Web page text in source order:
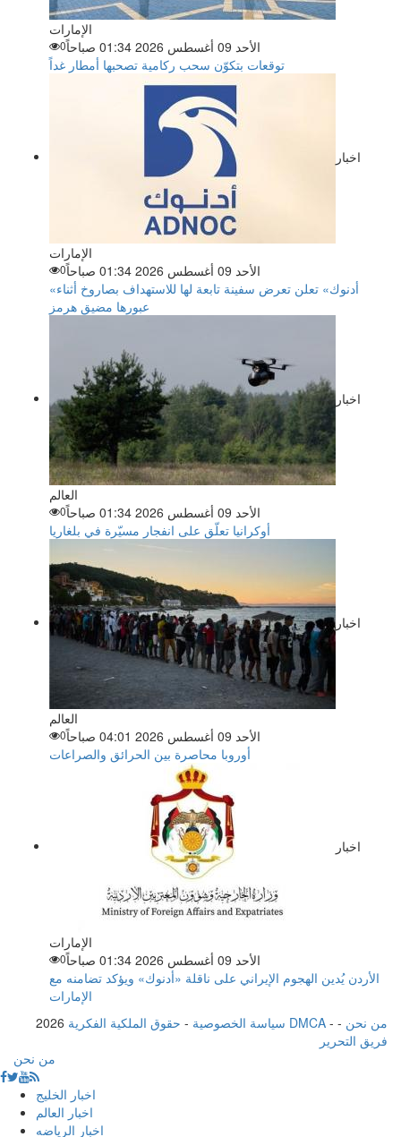
الإمارات
الأحد 09 أغسطس 2026 01:34 صباحاً
0
توقعات بتكوّن سحب ركامية تصحبها أمطار غداً
اخبار
الإمارات
الأحد 09 أغسطس 2026 01:34 صباحاً
0
«أدنوك» تعلن تعرض سفينة تابعة لها للاستهداف بصاروخ أثناء
عبورها مضيق هرمز
اخبار
العالم
الأحد 09 أغسطس 2026 01:34 صباحاً
0
أوكرانيا تعلّق على انفجار مسيّرة في بلغاريا
اخبار
العالم
الأحد 09 أغسطس 2026 04:01 صباحاً
0
أوروبا محاصرة بين الحرائق والصراعات
اخبار
الإمارات
الأحد 09 أغسطس 2026 01:34 صباحاً
0
الأردن يُدين الهجوم الإيراني على ناقلة «أدنوك» ويؤكد تضامنه مع
الإمارات
2026
سياسة الخصوصية - حقوق الملكية الفكرية DMCA - من نحن -
فريق التحرير
من نحن
اخبار الخليج
اخبار العالم
اخبار الرياضه